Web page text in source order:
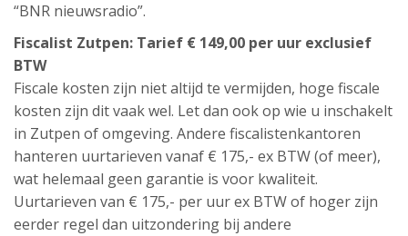
“BNR nieuwsradio”.
Fiscalist Zutpen: Tarief € 149,00 per uur exclusief
BTW
Fiscale kosten zijn niet altijd te vermijden, hoge fiscale
kosten zijn dit vaak wel. Let dan ook op wie u inschakelt
in Zutpen of omgeving. Andere fiscalistenkantoren
hanteren uurtarieven vanaf € 175,- ex BTW (of meer),
wat helemaal geen garantie is voor kwaliteit.
Uurtarieven van € 175,- per uur ex BTW of hoger zijn
eerder regel dan uitzondering bij andere